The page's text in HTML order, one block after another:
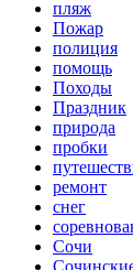
пляж
Пожар
полиция
помощь
Походы
Праздник
природа
пробки
ремонт
снег
Сочи